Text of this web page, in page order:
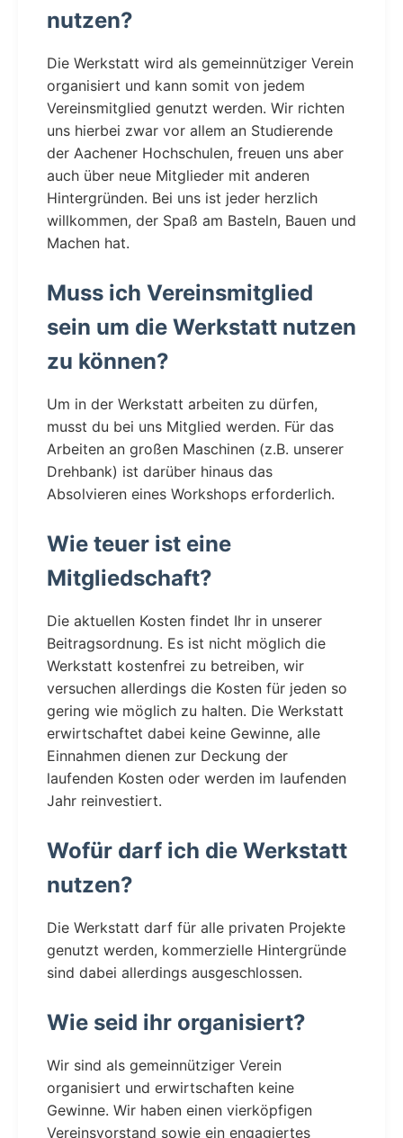
nutzen?
Die Werkstatt wird als gemeinnütziger Verein
organisiert und kann somit von jedem
Vereinsmitglied genutzt werden. Wir richten
uns hierbei zwar vor allem an Studierende
der Aachener Hochschulen, freuen uns aber
auch über neue Mitglieder mit anderen
Hintergründen. Bei uns ist jeder herzlich
willkommen, der Spaß am Basteln, Bauen und
Machen hat.
Muss ich Vereinsmitglied
sein um die Werkstatt nutzen
zu können?
Um in der Werkstatt arbeiten zu dürfen,
musst du bei uns Mitglied werden. Für das
Arbeiten an großen Maschinen (z.B. unserer
Drehbank) ist darüber hinaus das
Absolvieren eines Workshops erforderlich.
Wie teuer ist eine
Mitgliedschaft?
Die aktuellen Kosten findet Ihr in unserer
Beitragsordnung. Es ist nicht möglich die
Werkstatt kostenfrei zu betreiben, wir
versuchen allerdings die Kosten für jeden so
gering wie möglich zu halten. Die Werkstatt
erwirtschaftet dabei keine Gewinne, alle
Einnahmen dienen zur Deckung der
laufenden Kosten oder werden im laufenden
Jahr reinvestiert.
Wofür darf ich die Werkstatt
nutzen?
Die Werkstatt darf für alle privaten Projekte
genutzt werden, kommerzielle Hintergründe
sind dabei allerdings ausgeschlossen.
Wie seid ihr organisiert?
Wir sind als gemeinnütziger Verein
organisiert und erwirtschaften keine
Gewinne. Wir haben einen vierköpfigen
Vereinsvorstand sowie ein engagiertes